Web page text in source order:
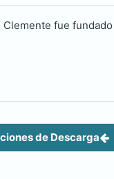
fue
de Descarga